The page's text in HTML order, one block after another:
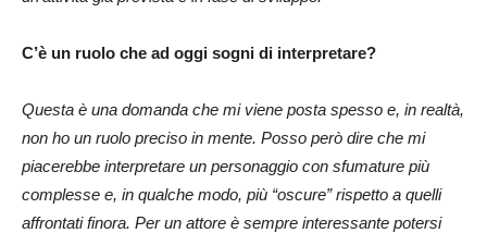
C’è un ruolo che ad oggi sogni di interpretare?
Questa è una domanda che mi viene posta spesso e, in realtà,
non ho un ruolo preciso in mente. Posso però dire che mi
piacerebbe interpretare un personaggio con sfumature più
complesse e, in qualche modo, più “oscure” rispetto a quelli
affrontati finora. Per un attore è sempre interessante potersi